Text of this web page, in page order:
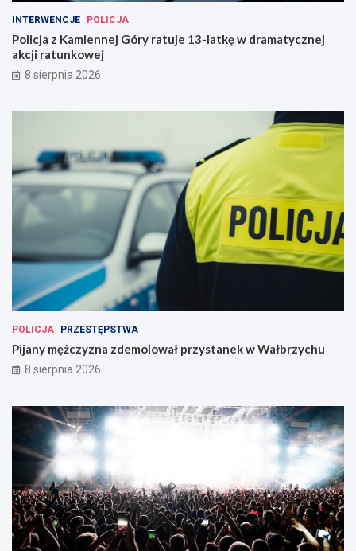
INTERWENCJE POLICJA
Policja z Kamiennej Góry ratuje 13-latkę w dramatycznej
akcji ratunkowej
8 sierpnia 2026
POLICJA PRZESTĘPSTWA
Pijany mężczyzna zdemolował przystanek w Wałbrzychu
8 sierpnia 2026